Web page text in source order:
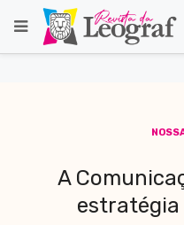
A
estratégia